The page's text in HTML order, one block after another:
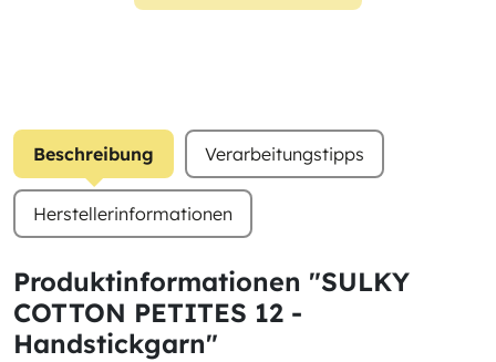
Beschreibung Verarbeitungstipps
Herstellerinformationen
Produktinformationen "SULKY
COTTON PETITES 12 -
Handstickgarn"